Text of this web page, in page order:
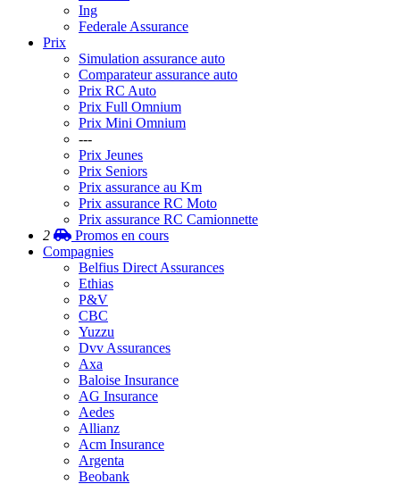
Ing
Federale Assurance
Prix
Simulation assurance auto
Comparateur assurance auto
Prix RC Auto
Prix Full Omnium
Prix Mini Omnium
---
Prix Jeunes
Prix Seniors
Prix assurance au Km
Prix assurance RC Moto
Prix assurance RC Camionnette
2
Promos en cours
Compagnies
Belfius Direct Assurances
Ethias
P&V
CBC
Yuzzu
Dvv Assurances
Axa
Baloise Insurance
AG Insurance
Aedes
Allianz
Acm Insurance
Argenta
Beobank